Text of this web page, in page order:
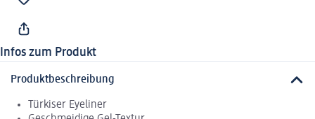
Infos zum Produkt
Produktbeschreibung
Türkiser Eyeliner